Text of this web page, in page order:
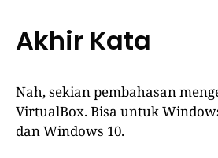
Akhir Kata
Nah, sekian pembahasan
VirtualBox. Bisa untuk
dan Windows 10.